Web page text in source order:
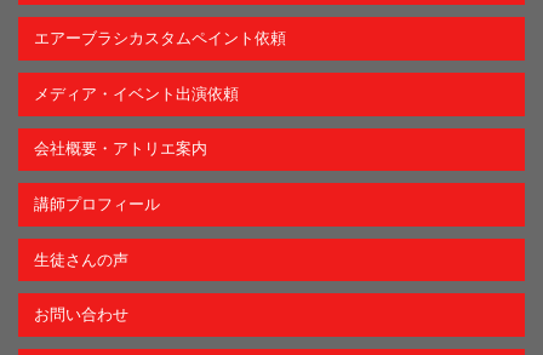
エアーブラシカスタムペイント依頼
メディア・イベント出演依頼
会社概要・アトリエ案内
講師プロフィール
生徒さんの声
お問い合わせ